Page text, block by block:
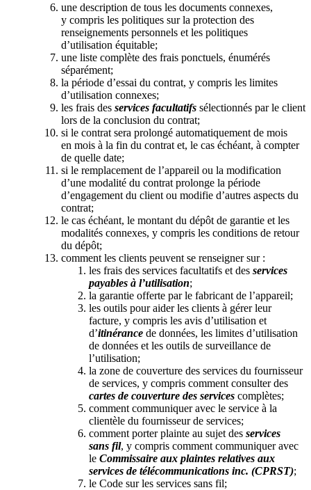
une description de tous les documents connexes,
y compris les politiques sur la protection des
renseignements personnels et les politiques
d’utilisation équitable;
une liste complète des frais ponctuels, énumérés
séparément;
la période d’essai du contrat, y compris les limites
d’utilisation connexes;
les frais des services facultatifs sélectionnés par le client
lors de la conclusion du contrat;
si le contrat sera prolongé automatiquement de mois
en mois à la fin du contrat et, le cas échéant, à compter
de quelle date;
si le remplacement de l’appareil ou la modification
d’une modalité du contrat prolonge la période
d’engagement du client ou modifie d’autres aspects du
contrat;
le cas échéant, le montant du dépôt de garantie et les
modalités connexes, y compris les conditions de retour
du dépôt;
comment les clients peuvent se renseigner sur :
les frais des services facultatifs et des services
payables à l’utilisation;
la garantie offerte par le fabricant de l’appareil;
les outils pour aider les clients à gérer leur
facture, y compris les avis d’utilisation et
d’itinérance de données, les limites d’utilisation
de données et les outils de surveillance de
l’utilisation;
la zone de couverture des services du fournisseur
de services, y compris comment consulter des
cartes de couverture des services complètes;
comment communiquer avec le service à la
clientèle du fournisseur de services;
comment porter plainte au sujet des services
sans fil, y compris comment communiquer avec
le Commissaire aux plaintes relatives aux
services de télécommunications inc. (CPRST);
le Code sur les services sans fil;